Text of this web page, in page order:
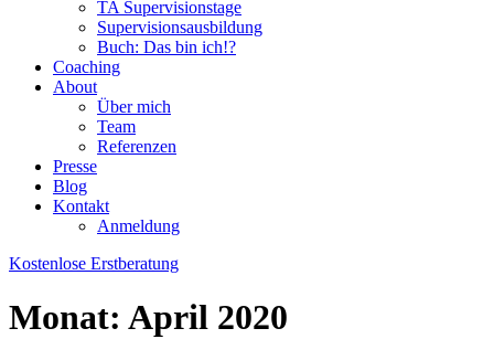
TA Supervisionstage
Supervisionsausbildung
Buch: Das bin ich!?
Coaching
About
Über mich
Team
Referenzen
Presse
Blog
Kontakt
Anmeldung
Kostenlose Erstberatung
Monat: April 2020